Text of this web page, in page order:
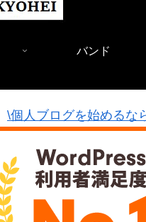
バンド
\個人ブログを始めるな